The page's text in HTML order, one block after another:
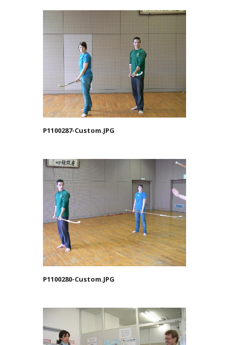
P1100287-Custom.JPG
P1100280-Custom.JPG